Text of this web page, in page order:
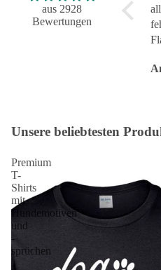
aus 2928
Bewertungen
Unsere beliebtesten
Premium
T-
Shirts
mit
Hundemotiven
und
-
sprüchen